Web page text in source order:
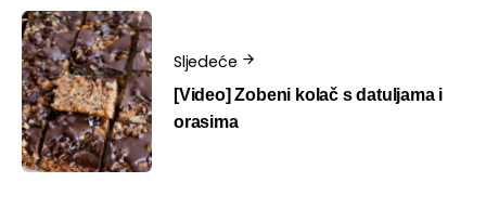
Sljedeće
[Video] Zobeni kolač s datuljama i
orasima